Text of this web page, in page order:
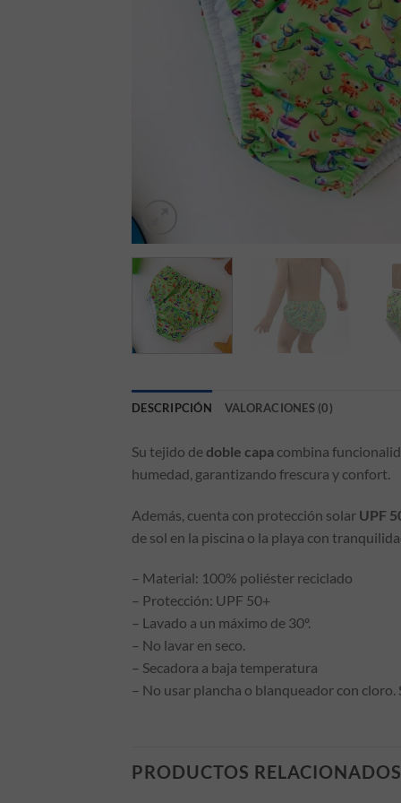
DESCRIPCIÓN VALORACIONES (0)
Su tejido de doble capa combina
humedad, garantizando frescura y confort.
Además, cuenta con protección solar UPF
de sol en la piscina o la playa con
– Material: 100% poliéster reciclado
– Protección: UPF 50+
– Lavado a un máximo de 30º.
– No lavar en seco.
– Secadora a baja temperatura
– No usar plancha o blanqueador con cloro.
PRODUCTOS RELACIONADOS